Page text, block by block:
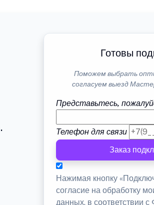
Готовы
Поможем выбрать
согласуем выезд
Представьтесь,
Телефон для связи
Заказ
Нажимая кнопку
согласие на обработку
данных, в соответствии